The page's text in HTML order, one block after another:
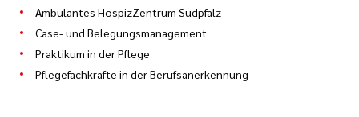
Ambulantes HospizZentrum Südpfalz
Case- und Belegungsmanagement
Praktikum in der Pflege
Pflegefachkräfte in der Berufsanerkennung